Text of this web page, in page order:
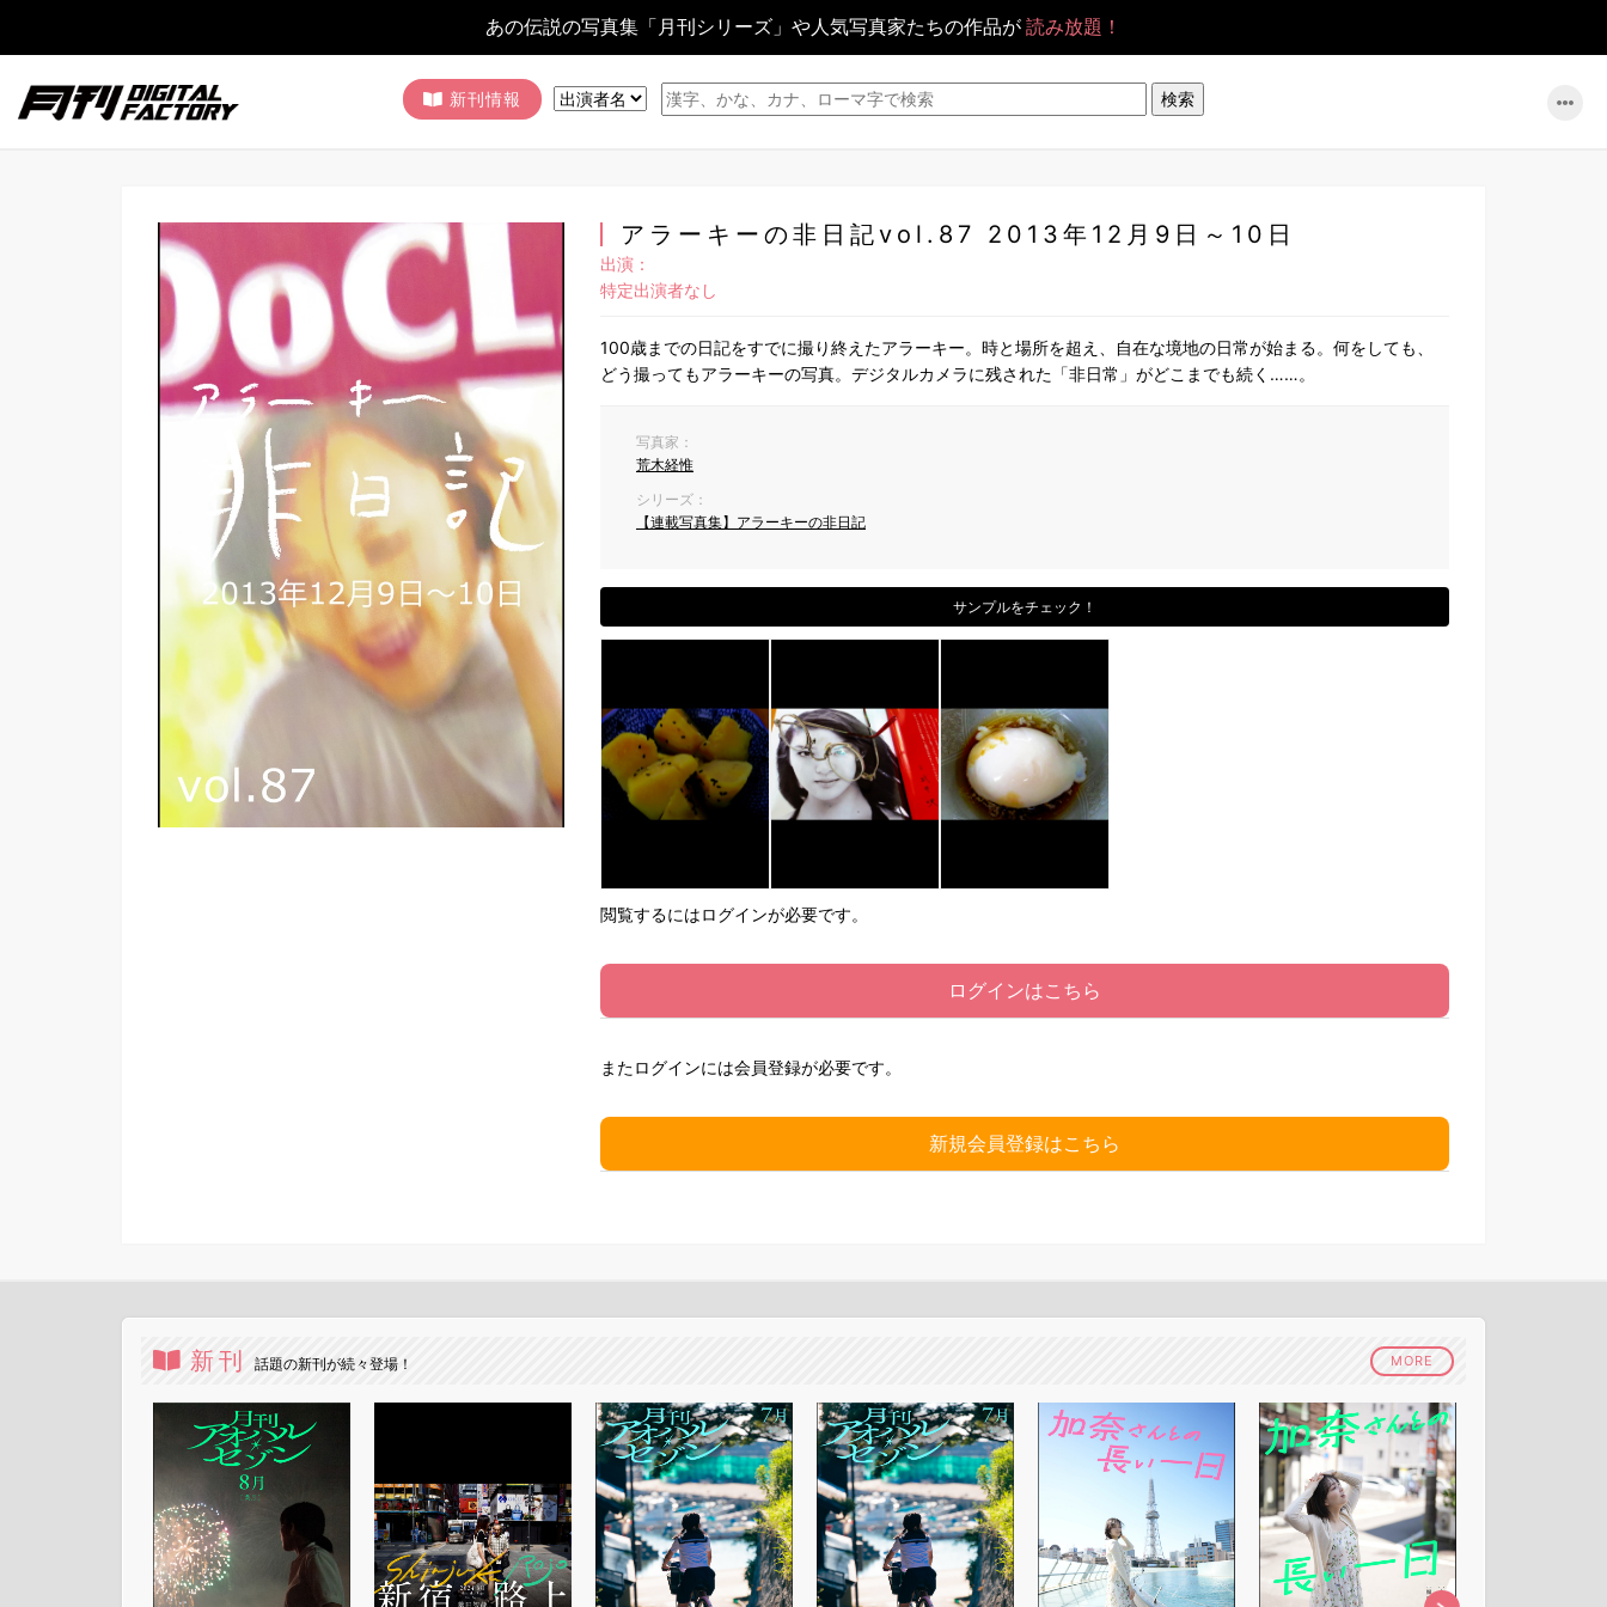
あの伝説の写真集「月刊シリーズ」や人気写真家たちの作品が 読み放題！
新刊情報
アラーキーの非日記vol.87 2013年12月9日～10日
出演：
特定出演者なし
100歳までの日記をすでに撮り終えたアラーキー。時と場所を超え、自在な境地の日常が始まる。何をしても、
どう撮ってもアラーキーの写真。デジタルカメラに残された「非日常」がどこまでも続く……。
写真家：
荒木経惟
シリーズ：
【連載写真集】アラーキーの非日記
サンプルをチェック！
閲覧するにはログインが必要です。
ログインはこちら
またログインには会員登録が必要です。
新規会員登録はこちら
新刊 話題の新刊が続々登場！ MORE